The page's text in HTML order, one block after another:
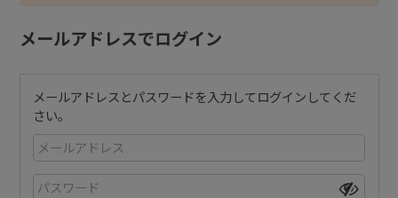
メールアドレスでログイン
メールアドレスとパスワードを入力してログインしてくだ
さい。